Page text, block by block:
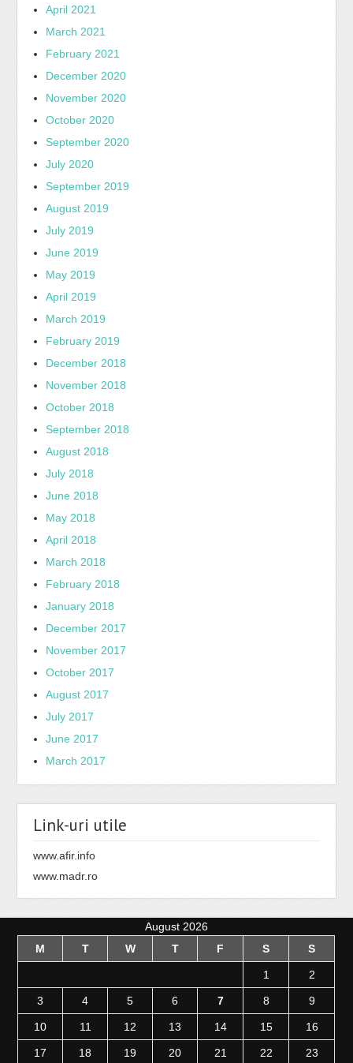
April 2021
March 2021
February 2021
December 2020
November 2020
October 2020
September 2020
July 2020
September 2019
August 2019
July 2019
June 2019
May 2019
April 2019
March 2019
February 2019
December 2018
November 2018
October 2018
September 2018
August 2018
July 2018
June 2018
May 2018
April 2018
March 2018
February 2018
January 2018
December 2017
November 2017
October 2017
August 2017
July 2017
June 2017
March 2017
Link-uri utile
www.afir.info
www.madr.ro
August 2026
M
T W T F S S
1 2
3 4 5 6 7 8 9
10 11 12 13 14 15 16
17 18 19 20 21 22 23